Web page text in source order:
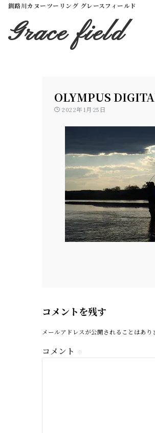
釧路川カヌーツーリング グレースフィールド
Grace field
OLYMPUS
2022年1月25日
コメントを残す
メールアドレスが公開されることはあり
コメント ※